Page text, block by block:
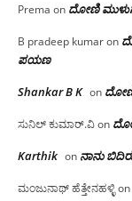
Prema on ದೋಣಿ
B pradeep kumaron
ಪಯಣ
Shankar B K on ದೋಣಿ
ಸುನಿಲ್ ಕುಮಾರ್.ವಿon
Karthik on ನಾನು
ಮಂಜುನಾಥ್ ಹೆತ್ತೇನಹಳ್ಳಿon